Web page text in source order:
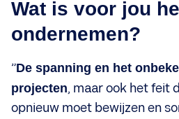
Wat is voor jou
ondernemen?
”De spanning en het
projecten, maar ook het feit
opnieuw moet bewijzen en